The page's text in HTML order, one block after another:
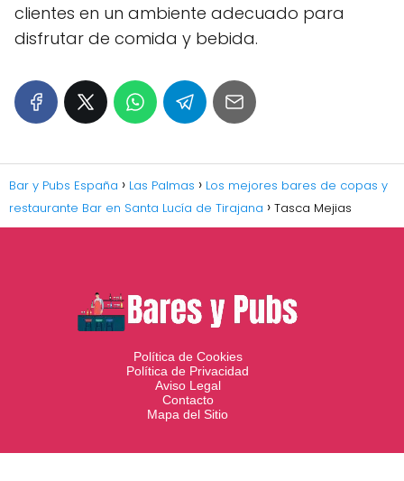
clientes en un ambiente adecuado para
disfrutar de comida y bebida.
Bar y Pubs España Las Palmas
Los mejores bares de copas y
restaurante Bar en Santa Lucía de Tirajana
Tasca Mejias
Política de Cookies
Política de Privacidad
Aviso Legal
Contacto
Mapa del Sitio